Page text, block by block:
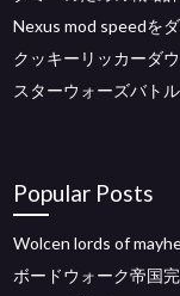
Nexus mod speedを
クッキーリッカーダ
スターウォーズバト
Popular Posts
Wolcen lords of
ボードウォーク帝国